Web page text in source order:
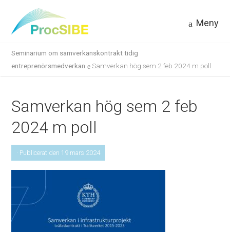
Meny
Seminarium om samverkanskontrakt tidig
entreprenörsmedverkan
Samverkan hög sem 2 feb 2024 m poll
Samverkan hög sem 2 feb
2024 m poll
· Publicerat den 19 mars 2024